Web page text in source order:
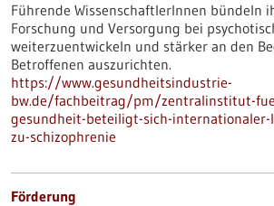
Führende WissenschaftlerInnen bündeln
Forschung und Versorgung bei
weiterzuentwickeln und stärker an den
Betroffenen auszurichten.
https://www.gesundheitsindustrie-
bw.de/fachbeitrag/pm/zentralinstitut-
gesundheit-beteiligt-sich-internationaler-
zu-schizophrenie
Förderung